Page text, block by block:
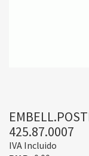
425.87.0007
IVA Incluido